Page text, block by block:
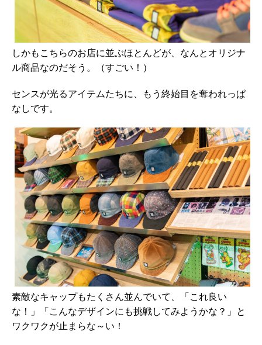
しかもこちらのお店に並ぶほとんどが、なんとオリジナ
ル商品なのだそう。（すごい！）
センスが光るアイテムたちに、もう終始目を奪われっぱ
なしです。
素敵なキャップもたくさん並んでいて、「これ良い
な！」「こんなデザインにも挑戦してみようかな？」と
ワクワクが止まらな～い！